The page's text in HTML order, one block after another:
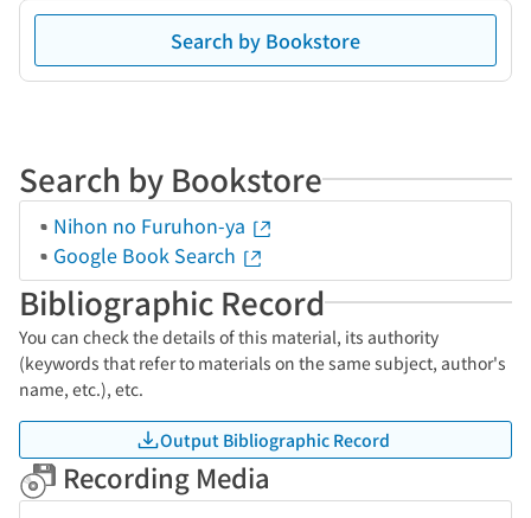
Search by Bookstore
Search by Bookstore
Nihon no Furuhon-ya
Google Book Search
Bibliographic Record
You can check the details of this material, its authority
(keywords that refer to materials on the same subject, author's
name, etc.), etc.
Output Bibliographic Record
Recording Media